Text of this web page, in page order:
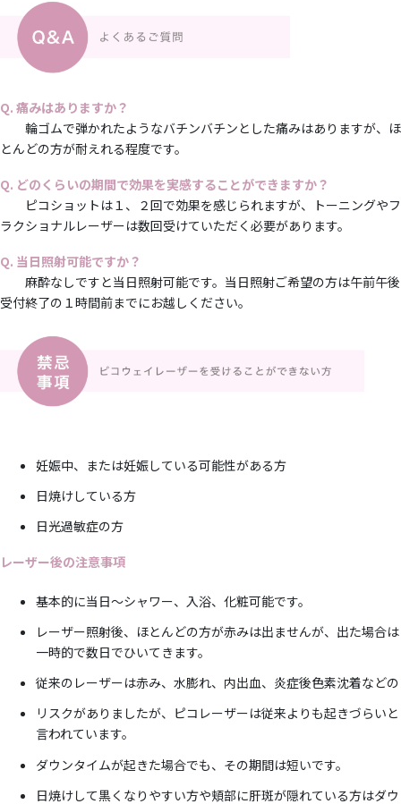
Q. 痛みはありますか？
輪ゴムで弾かれたようなバチンバチンとした痛みはありますが、ほ
とんどの方が耐えれる程度です。
Q. どのくらいの期間で効果を実感することができますか？
ピコショットは１、２回で効果を感じられますが、トーニングやフ
ラクショナルレーザーは数回受けていただく必要があります。
Q. 当日照射可能ですか？
麻酔なしですと当日照射可能です。当日照射ご希望の方は午前午後
受付終了の１時間前までにお越しください。
妊娠中、または妊娠している可能性がある方
日焼けしている方
日光過敏症の方
レーザー後の注意事項
基本的に当日～シャワー、入浴、化粧可能です。
レーザー照射後、ほとんどの方が赤みは出ませんが、出た場合は
一時的で数日でひいてきます。
従来のレーザーは赤み、水膨れ、内出血、炎症後色素沈着などの
リスクがありましたが、ピコレーザーは従来よりも起きづらいと
言われています。
ダウンタイムが起きた場合でも、その期間は短いです。
日焼けして黒くなりやすい方や頬部に肝斑が隠れている方はダウ